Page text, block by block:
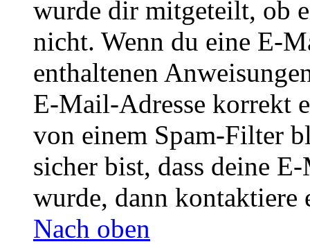
wurde dir mitgeteilt, ob
nicht. Wenn du eine E-
enthaltenen
E-Mail-Adresse korrekt
von einem Spam-Filter
sicher bist, dass deine
wurde, dann kontaktiere
Nach oben